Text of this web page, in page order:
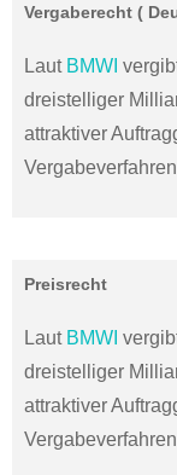
Vergaberecht (
Laut BMWI
dreistelliger
attraktiver
Preisrecht
Laut BMWI
dreistelliger
attraktiver